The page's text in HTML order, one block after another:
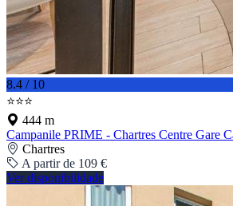
8.4 / 10
⭐⭐⭐
444 m
Campanile PRIME - Chartres Centre Gare
Chartres
A partir de 109 €
Ver disponibilidade